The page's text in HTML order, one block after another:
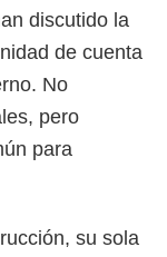
discutido la
de cuenta
No
pero
para
su sola